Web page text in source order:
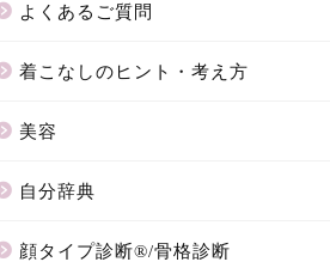
よくあるご質問
着こなしのヒント・考え方
美容
自分辞典
顔タイプ診断®/骨格診断